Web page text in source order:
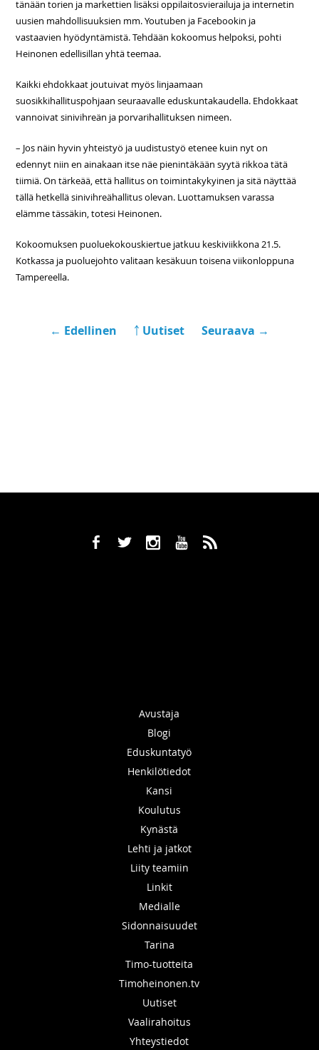
tänään torien ja markettien lisäksi oppilaitosvierailuja ja internetin
uusien mahdollisuuksien mm. Youtuben ja Facebookin ja
vastaavien hyödyntämistä. Tehdään kokoomus helpoksi, pohti
Heinonen edellisillan yhtä teemaa.
Kaikki ehdokkaat joutuivat myös linjaamaan
suosikkihallituspohjaan seuraavalle eduskuntakaudella. Ehdokkaat
vannoivat sinivihreän ja porvarihallituksen nimeen.
– Jos näin hyvin yhteistyö ja uudistustyö etenee kuin nyt on
edennyt niin en ainakaan itse näe pienintäkään syytä rikkoa tätä
tiimiä. On tärkeää, että hallitus on toimintakykyinen ja sitä näyttää
tällä hetkellä sinivihreähallitus olevan. Luottamuksen varassa
elämme tässäkin, totesi Heinonen.
Kokoomuksen puoluekokouskiertue jatkuu keskiviikkona 21.5.
Kotkassa ja puoluejohto valitaan kesäkuun toisena viikonloppuna
Tampereella.
← Edellinen ￪ Uutiset Seuraava →
b a x r ,
Avustaja
Blogi
Eduskuntatyö
Henkilötiedot
Kansi
Koulutus
Kynästä
Lehti ja jatkot
Liity teamiin
Linkit
Medialle
Sidonnaisuudet
Tarina
Timo-tuotteita
Timoheinonen.tv
Uutiset
Vaalirahoitus
Yhteystiedot